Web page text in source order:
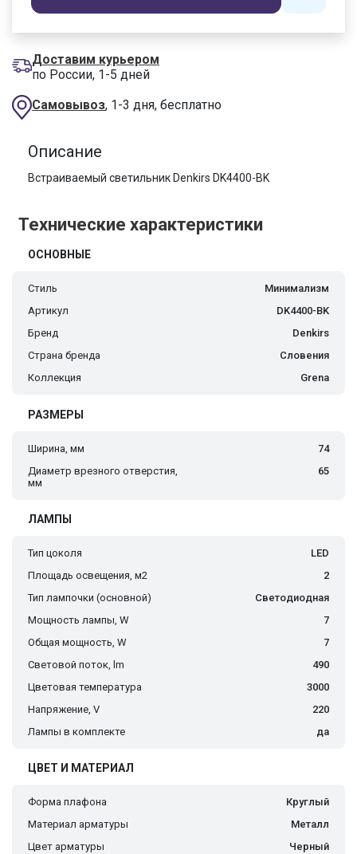
Доставим курьером
по России, 1-5 дней
Самовывоз, 1-3 дня, бесплатно
Описание
Встраиваемый светильник Denkirs DK4400-BK
Технические характеристики
ОСНОВНЫЕ
Стиль
Минимализм
Артикул
DK4400-BK
Бренд
Denkirs
Страна бренда
Словения
Коллекция
Grena
РАЗМЕРЫ
Ширина, мм
74
Диаметр врезного отверстия,
мм
65
ЛАМПЫ
Тип цоколя
LED
Площадь освещения, м2
2
Тип лампочки (основной)
Светодиодная
Мощность лампы, W
7
Общая мощность, W
7
Световой поток, lm
490
Цветовая температура
3000
Напряжение, V
220
Лампы в комплекте
да
ЦВЕТ И МАТЕРИАЛ
Форма плафона
Круглый
Материал арматуры
Металл
Цвет арматуры
Черный